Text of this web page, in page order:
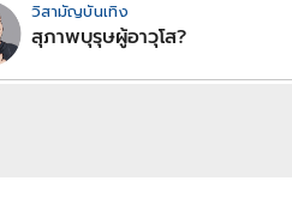
วิสามัญบันเทิง
สุภาพบุรุษผู้อาวุโส?